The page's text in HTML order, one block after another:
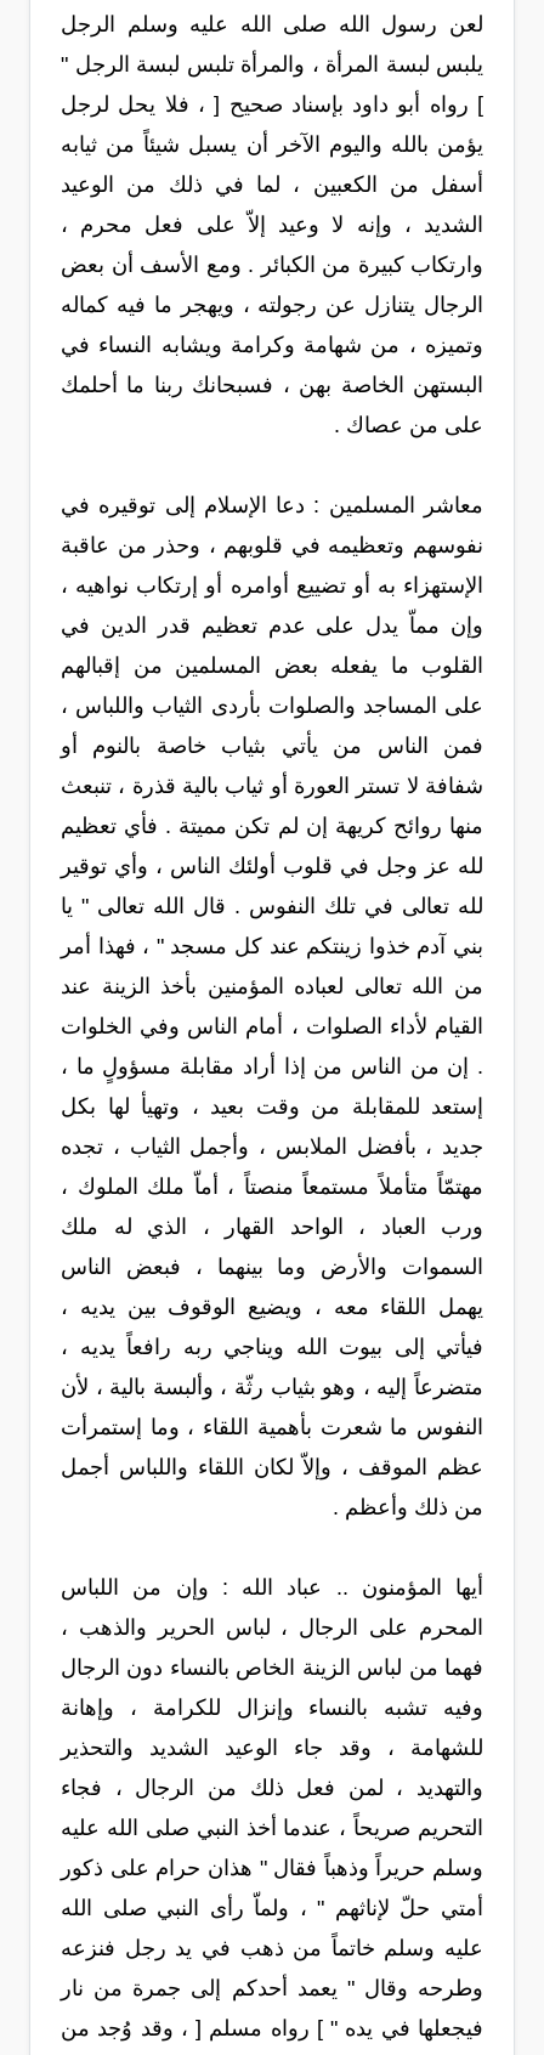
لعن رسول الله صلى الله عليه وسلم الرجل
يلبس لبسة المرأة ، والمرأة تلبس لبسة الرجل "
] رواه أبو داود بإسناد صحيح [ ، فلا يحل لرجل
يؤمن بالله واليوم الآخر أن يسبل شيئاً من ثيابه
أسفل من الكعبين ، لما في ذلك من الوعيد
الشديد ، وإنه لا وعيد إلاّ على فعل محرم ،
وارتكاب كبيرة من الكبائر . ومع الأسف أن بعض
الرجال يتنازل عن رجولته ، ويهجر ما فيه كماله
وتميزه ، من شهامة وكرامة ويشابه النساء في
البستهن الخاصة بهن ، فسبحانك ربنا ما أحلمك
على من عصاك .
معاشر المسلمين : دعا الإسلام إلى توقيره في
نفوسهم وتعظيمه في قلوبهم ، وحذر من عاقبة
الإستهزاء به أو تضييع أوامره أو إرتكاب نواهيه ،
وإن مماّ يدل على عدم تعظيم قدر الدين في
القلوب ما يفعله بعض المسلمين من إقبالهم
على المساجد والصلوات بأردى الثياب واللباس ،
فمن الناس من يأتي بثياب خاصة بالنوم أو
شفافة لا تستر العورة أو ثياب بالية قذرة ، تنبعث
منها روائح كريهة إن لم تكن مميتة . فأي تعظيم
لله عز وجل في قلوب أولئك الناس ، وأي توقير
لله تعالى في تلك النفوس . قال الله تعالى " يا
بني آدم خذوا زينتكم عند كل مسجد " ، فهذا أمر
من الله تعالى لعباده المؤمنين بأخذ الزينة عند
القيام لأداء الصلوات ، أمام الناس وفي الخلوات
. إن من الناس من إذا أراد مقابلة مسؤولٍ ما ،
إستعد للمقابلة من وقت بعيد ، وتهيأ لها بكل
جديد ، بأفضل الملابس ، وأجمل الثياب ، تجده
مهتمّاً متأملاً مستمعاً منصتاً ، أماّ ملك الملوك ،
ورب العباد ، الواحد القهار ، الذي له ملك
السموات والأرض وما بينهما ، فبعض الناس
يهمل اللقاء معه ، ويضيع الوقوف بين يديه ،
فيأتي إلى بيوت الله ويناجي ربه رافعاً يديه ،
متضرعاً إليه ، وهو بثياب رثّة ، وألبسة بالية ، لأن
النفوس ما شعرت بأهمية اللقاء ، وما إستمرأت
عظم الموقف ، وإلاّ لكان اللقاء واللباس أجمل
من ذلك وأعظم .
أيها المؤمنون .. عباد الله : وإن من اللباس
المحرم على الرجال ، لباس الحرير والذهب ،
فهما من لباس الزينة الخاص بالنساء دون الرجال
وفيه تشبه بالنساء وإنزال للكرامة ، وإهانة
للشهامة ، وقد جاء الوعيد الشديد والتحذير
والتهديد ، لمن فعل ذلك من الرجال ، فجاء
التحريم صريحاً ، عندما أخذ النبي صلى الله عليه
وسلم حريراً وذهباً فقال " هذان حرام على ذكور
أمتي حلّ لإناثهم " ، ولماّ رأى النبي صلى الله
عليه وسلم خاتماً من ذهب في يد رجل فنزعه
وطرحه وقال " يعمد أحدكم إلى جمرة من نار
فيجعلها في يده " ] رواه مسلم [ ، وقد وُجد من